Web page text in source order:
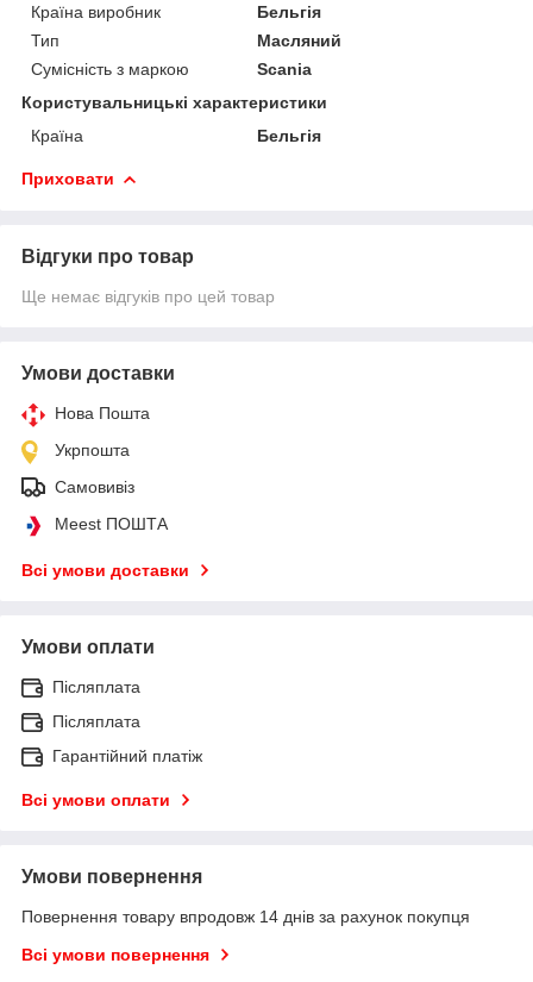
Країна виробник
Бельгія
Тип
Масляний
Сумісність з маркою
Scania
Користувальницькі характеристики
Країна
Бельгія
Приховати
Відгуки про товар
Ще немає відгуків про цей товар
Умови доставки
Нова Пошта
Укрпошта
Самовивіз
Meest ПОШТА
Всі умови доставки
Умови оплати
Післяплата
Післяплата
Гарантійний платіж
Всі умови оплати
Умови повернення
Повернення товару впродовж 14 днів за рахунок покупця
Всі умови повернення